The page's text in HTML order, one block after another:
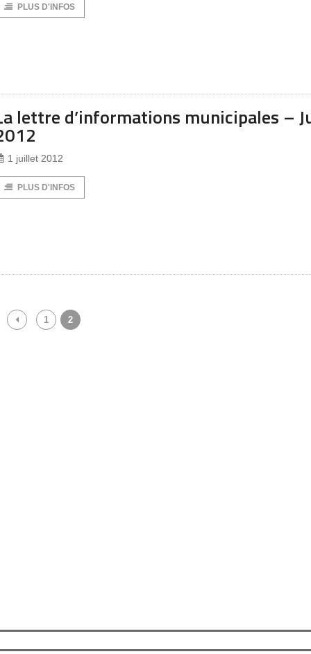
PLUS D'INFOS
lettre d’informations municipales –
1 juillet 2012
PLUS D'INFOS
1 2